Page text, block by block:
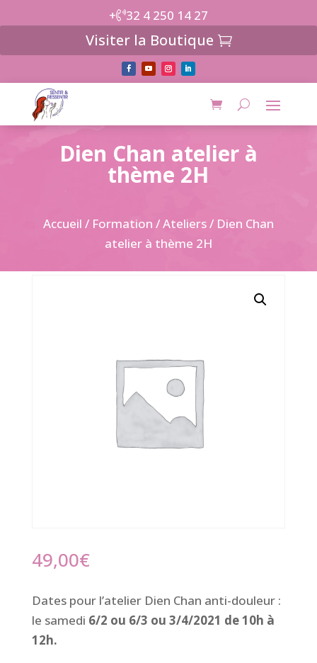
+ 32 4 250 14 27
Visiter la Boutique
Dien Chan atelier à
thème 2H
Accueil / Formation /Ateliers/ Dien Chan
atelier à thème 2H
49,00€
Dates pour l’atelier Dien Chan anti-douleur :
le samedi 6/2 ou 6/3 ou 3/4/2021 de 10h à
12h.